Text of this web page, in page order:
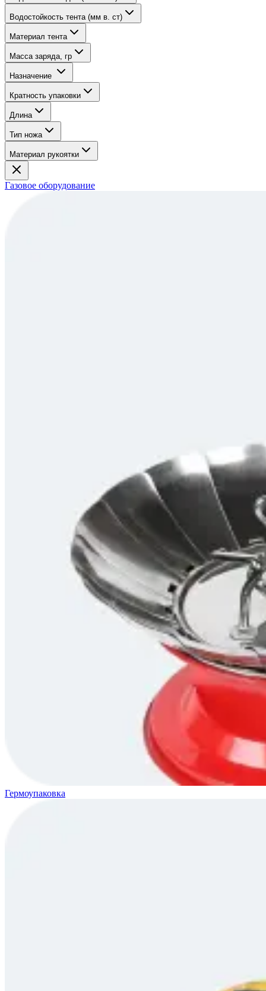
Водостойкость тента (мм в. ст)
Материал тента
Масса заряда, гр
Назначение
Кратность упаковки
Длина
Тип ножа
Материал рукоятки
Газовое оборудование
Гермоупаковка